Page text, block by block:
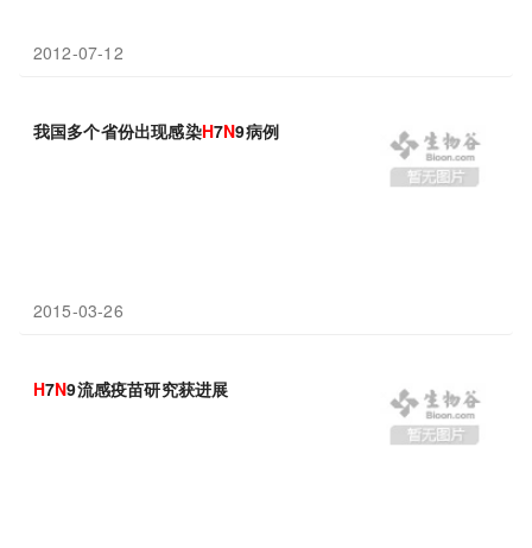
2012-07-12
我国多个省份出现感染H7N9病例
2015-03-26
H7N9流感疫苗研究获进展